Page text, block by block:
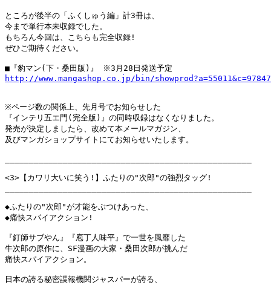
ところが後半の「ふくしゅう編」計3冊は、
今まで単行本未収録でした。
もちろん今回は、こちらも完全収録!
ぜひご期待ください。
http://www.mangashop.co.jp/bin/
※ページ数の関係上、先月号でお知らせした
『インテリ五エ門(完全版)』の同時収録はなくなりました。
発売が決定しましたら、改めて本メールマガジン、
及びマンガショップサイトにてお知らせいたします。
<3>【カワリ大いに笑う!】ふたりの"次郎"の強烈タッグ!
◆ふたりの"次郎"が才能をぶつけあった、
◆痛快スパイアクション!
『釘師サブやん』『庖丁人味平』で一世を風靡した
牛次郎の原作に、SF漫画の大家・桑田次郎が挑んだ
痛快スパイアクション。
日本の誇る秘密諜報機関ジャスパーが誇る、